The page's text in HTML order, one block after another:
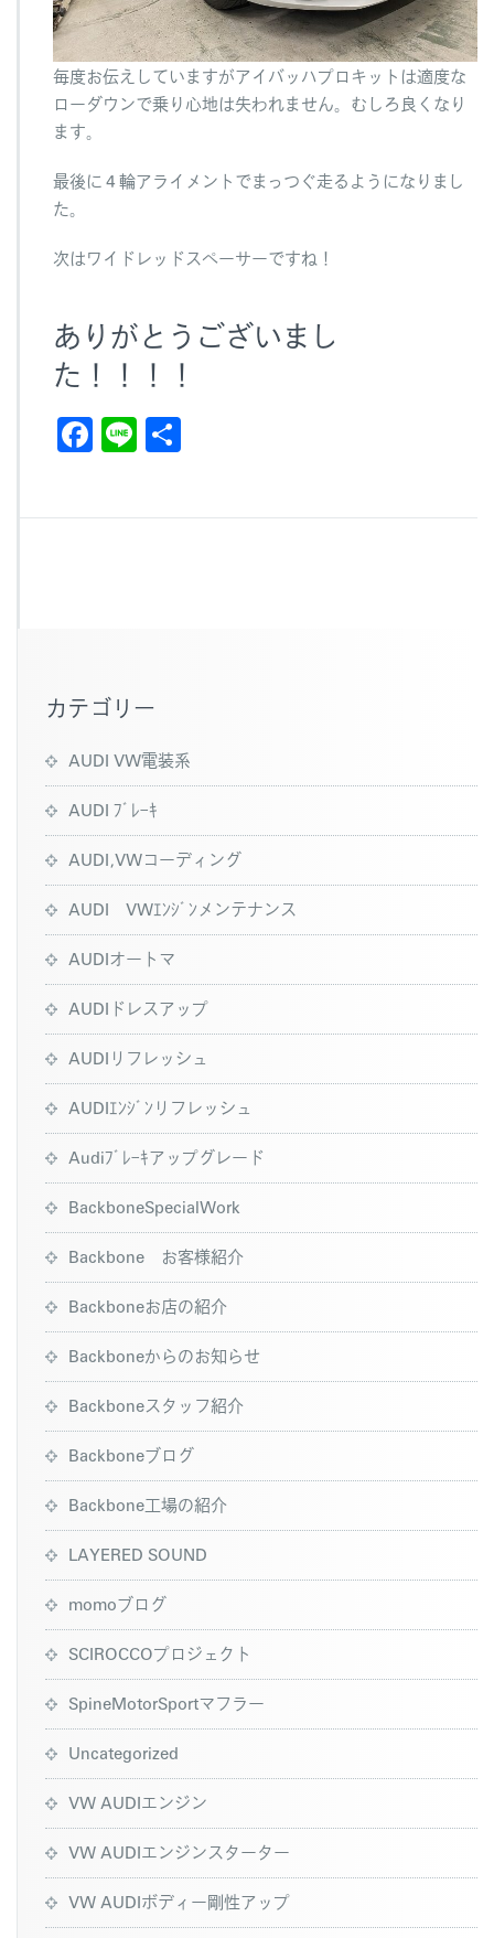
毎度お伝えしていますがアイバッハプロキットは適度な
ローダウンで乗り心地は失われません。むしろ良くなり
ます。
最後に４輪アライメントでまっつぐ走るようになりまし
た。
次はワイドレッドスペーサーですね！
ありがとうございまし
た！！！！
F Li
カテゴリー
AUDI VW電装系
AUDI ﾌﾞﾚｰｷ
AUDI,VWコーディング
AUDI VWｴﾝｼﾞﾝメンテナンス
AUDIオートマ
AUDIドレスアップ
AUDIリフレッシュ
AUDIｴﾝｼﾞﾝリフレッシュ
Audiﾌﾞﾚｰｷアップグレード
BackboneSpecialWork
Backbone お客様紹介
Backboneお店の紹介
Backboneからのお知らせ
Backboneスタッフ紹介
Backboneブログ
Backbone工場の紹介
LAYERED SOUND
momoブログ
SCIROCCOプロジェクト
SpineMotorSportマフラー
Uncategorized
VW AUDIエンジン
VW AUDIエンジンスターター
VW AUDIボディー剛性アップ